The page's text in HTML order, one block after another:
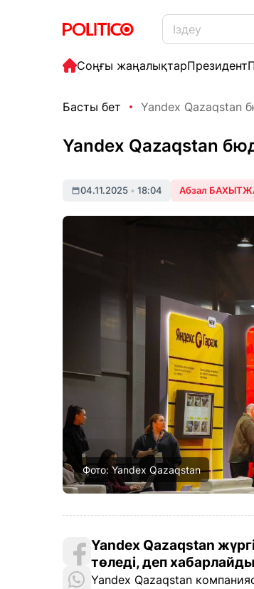
Соңғы жаңалықтарПрезидент
Басты бет Yandex Qazaqstan
Yandex Qazaqstan
04.11.2025 • 18:04 Абзал
Фото: Yandex Qazaqstan
Yandex Qazaqstan
төледі, деп
Yandex Qazaqstan